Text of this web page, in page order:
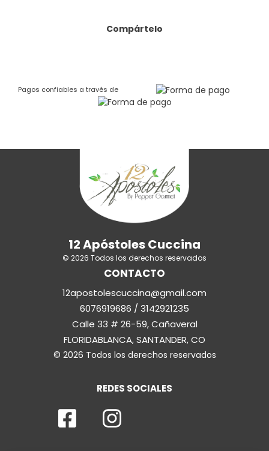
Compártelo
Pagos confiables a través de
12 Apóstoles Cuccina
© 2026 Todos los derechos reservados
CONTACTO
12apostolescuccina@gmail.com
6076919686 / 3142921235
Calle 33 # 26-59, Cañaveral
FLORIDABLANCA, SANTANDER, CO
© 2026 Todos los derechos reservados
REDES SOCIALES